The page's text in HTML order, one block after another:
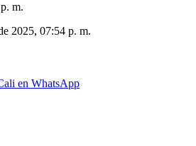
m.
2025, 07:54 p. m.
en WhatsApp